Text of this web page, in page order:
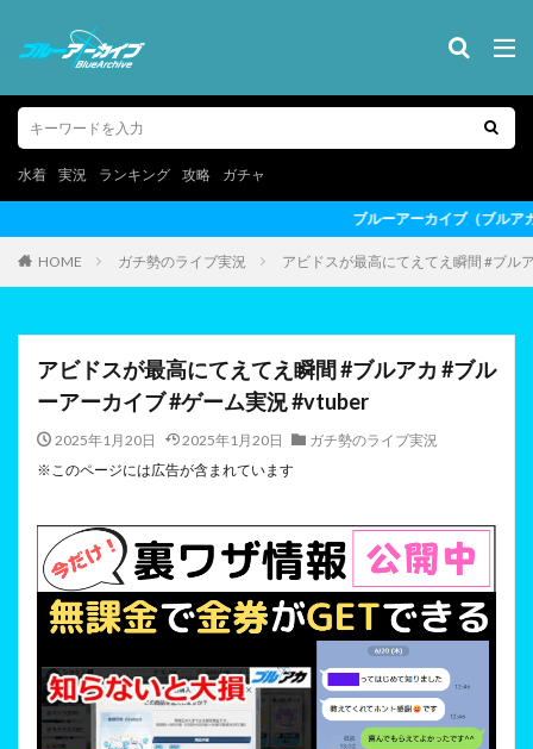
水着 実況 ランキング 攻略 ガチャ
ブルーアーカイブ（ブルアカ）の最新情報を動画形式でお届け
HOME ガチ勢のライブ実況 アビドスが最高にてえてえ瞬間 #ブル
アビドスが最高にてえてえ瞬間 #ブルアカ #ブル
ーアーカイブ #ゲーム実況 #vtuber
2025年1月20日 2025年1月20日
ガチ勢のライブ実況
※このページには広告が含まれています